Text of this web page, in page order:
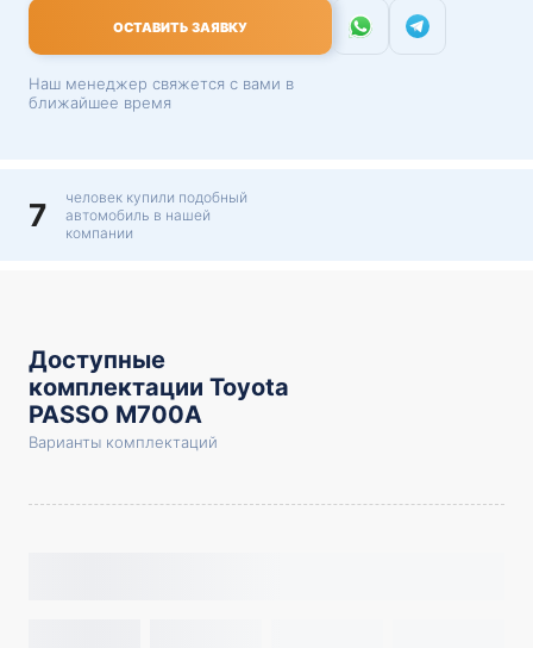
ОСТАВИТЬ ЗАЯВКУ
Наш менеджер свяжется с вами в
ближайшее время
7
человек купили подобный
автомобиль в нашей
компании
Доступные
комплектации Toyota
PASSO M700A
Варианты комплектаций